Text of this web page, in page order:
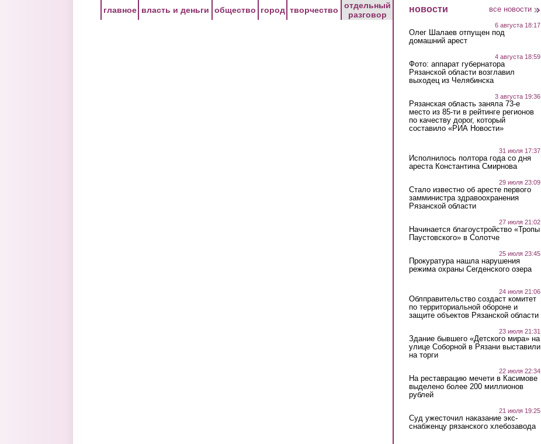
главное власть и деньги общество город творчество
отдельный
разговор
новости все новости
6 августа 18:17
Олег Шалаев отпущен под
домашний арест
4 августа 18:59
Фото: аппарат губернатора
Рязанской области возглавил
выходец из Челябинска
3 августа 19:36
Рязанская область заняла 73-е
место из 85-ти в рейтинге регионов
по качеству дорог, который
составило «РИА Новости»
31 июля 17:37
Исполнилось полтора года со дня
ареста Константина Смирнова
29 июля 23:09
Стало известно об аресте первого
замминистра здравоохранения
Рязанской области
27 июля 21:02
Начинается благоустройство «Тропы
Паустовского» в Солотче
25 июля 23:45
Прокуратура нашла нарушения
режима охраны Сегденского озера
24 июля 21:06
Облправительство создаст комитет
по территориальной обороне и
защите объектов Рязанской области
23 июля 21:31
Здание бывшего «Детского мира» на
улице Соборной в Рязани выставили
на торги
22 июля 22:34
На реставрацию мечети в Касимове
выделено более 200 миллионов
рублей
21 июля 19:25
Суд ужесточил наказание экс-
снабженцу рязанского хлебозавода